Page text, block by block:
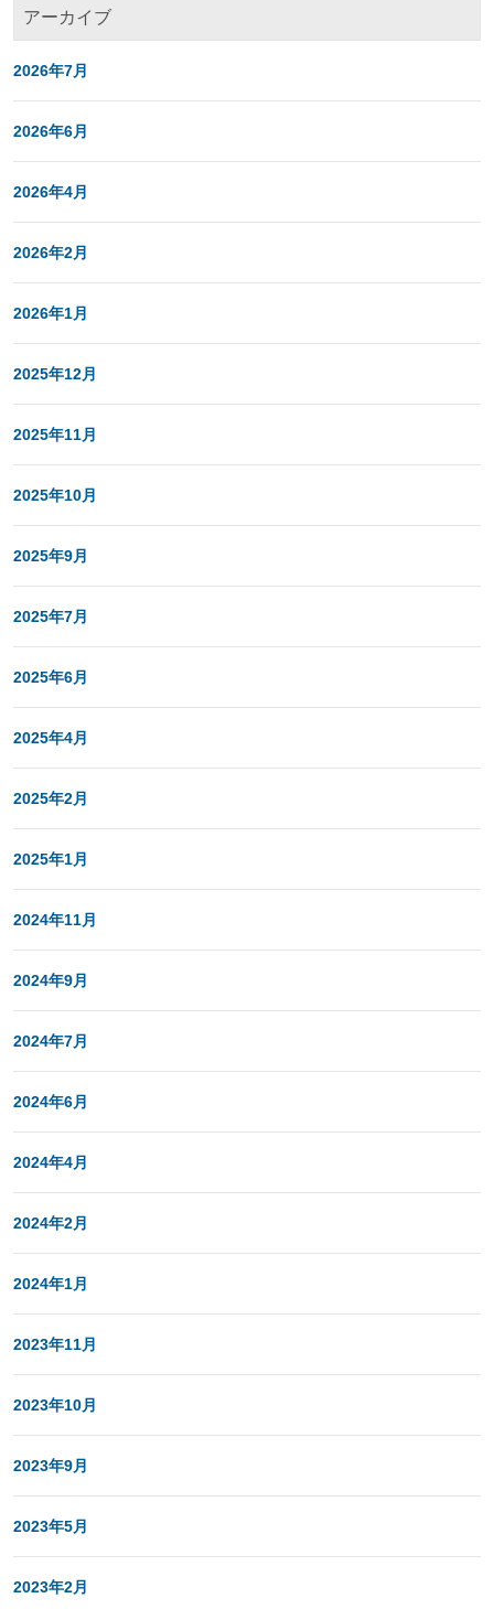
アーカイブ
2026年7月
2026年6月
2026年4月
2026年2月
2026年1月
2025年12月
2025年11月
2025年10月
2025年9月
2025年7月
2025年6月
2025年4月
2025年2月
2025年1月
2024年11月
2024年9月
2024年7月
2024年6月
2024年4月
2024年2月
2024年1月
2023年11月
2023年10月
2023年9月
2023年5月
2023年2月